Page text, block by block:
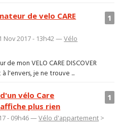
1
de velo CARE
Nov 2017 - 13h42 —Vélo
mon VELO CARE DISCOVER
l'envers, je ne trouve ...
1
vélo Care
plus rien
- 09h46 —Vélo d'appartement >